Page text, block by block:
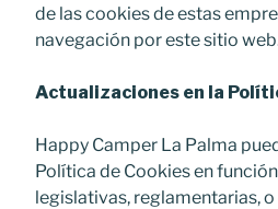
de las cookies de estas
navegación por este sitio
Actualizaciones en la
Happy Camper La Palma
Política de Cookies en
legislativas, reglamentarias,